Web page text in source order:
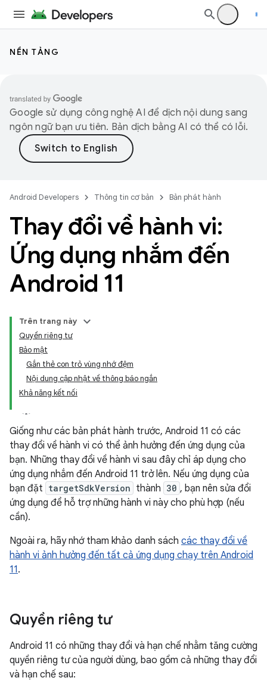
NỀN TẢNG
Google sử dụng công nghệ AI để dịch nội dung sang
ngôn ngữ bạn ưu tiên. Bản dịch bằng AI có thể có lỗi.
Android Developers Thông tin cơ bản Bản phát hành
Thay đổi về hành vi:
Ứng dụng nhắm đến
Android 11
Trên trang này
Quyền riêng tư
Bảo mật
Gắn thẻ con trỏ vùng nhớ đệm
Nội dung cập nhật về thông báo ngắn
Khả năng kết nối
Giống như các bản phát hành trước, Android 11 có các
thay đổi về hành vi có thể ảnh hưởng đến ứng dụng của
bạn. Những thay đổi về hành vi sau đây chỉ áp dụng cho
ứng dụng nhắm đến Android 11 trở lên. Nếu ứng dụng của
bạn đặt targetSdkVersion thành 30 , bạn nên sửa đổi
ứng dụng để hỗ trợ những hành vi này cho phù hợp (nếu
cần).
Ngoài ra, hãy nhớ tham khảo danh sách các thay đổi về
hành vi ảnh hưởng đến tất cả ứng dụng chạy trên Android
11.
Quyền riêng tư
Android 11 có những thay đổi và hạn chế nhằm tăng cường
quyền riêng tư của người dùng, bao gồm cả những thay đổi
và hạn chế sau: